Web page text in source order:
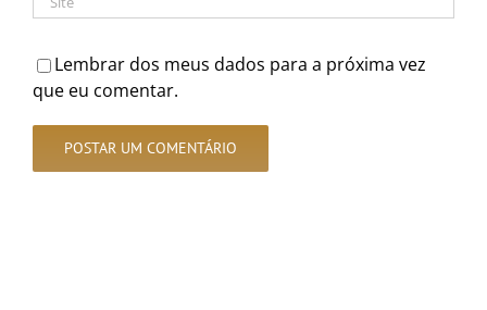
Lembrar dos meus dados para a próxima vez
que eu comentar.